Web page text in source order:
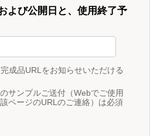
よび公開日と、使用終了予
成品URLをお知らせいただける
サンプルご送付（Webでご使用
ページのURLのご連絡）は必須